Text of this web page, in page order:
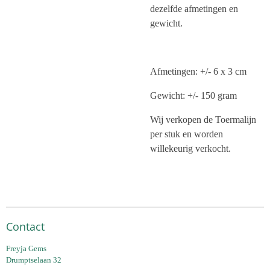
dezelfde afmetingen en
gewicht.
Afmetingen: +/- 6 x 3 cm
Gewicht: +/- 150 gram
Wij verkopen de Toermalijn
per stuk en worden
willekeurig verkocht.
Contact
Freyja Gems
Drumptselaan 32